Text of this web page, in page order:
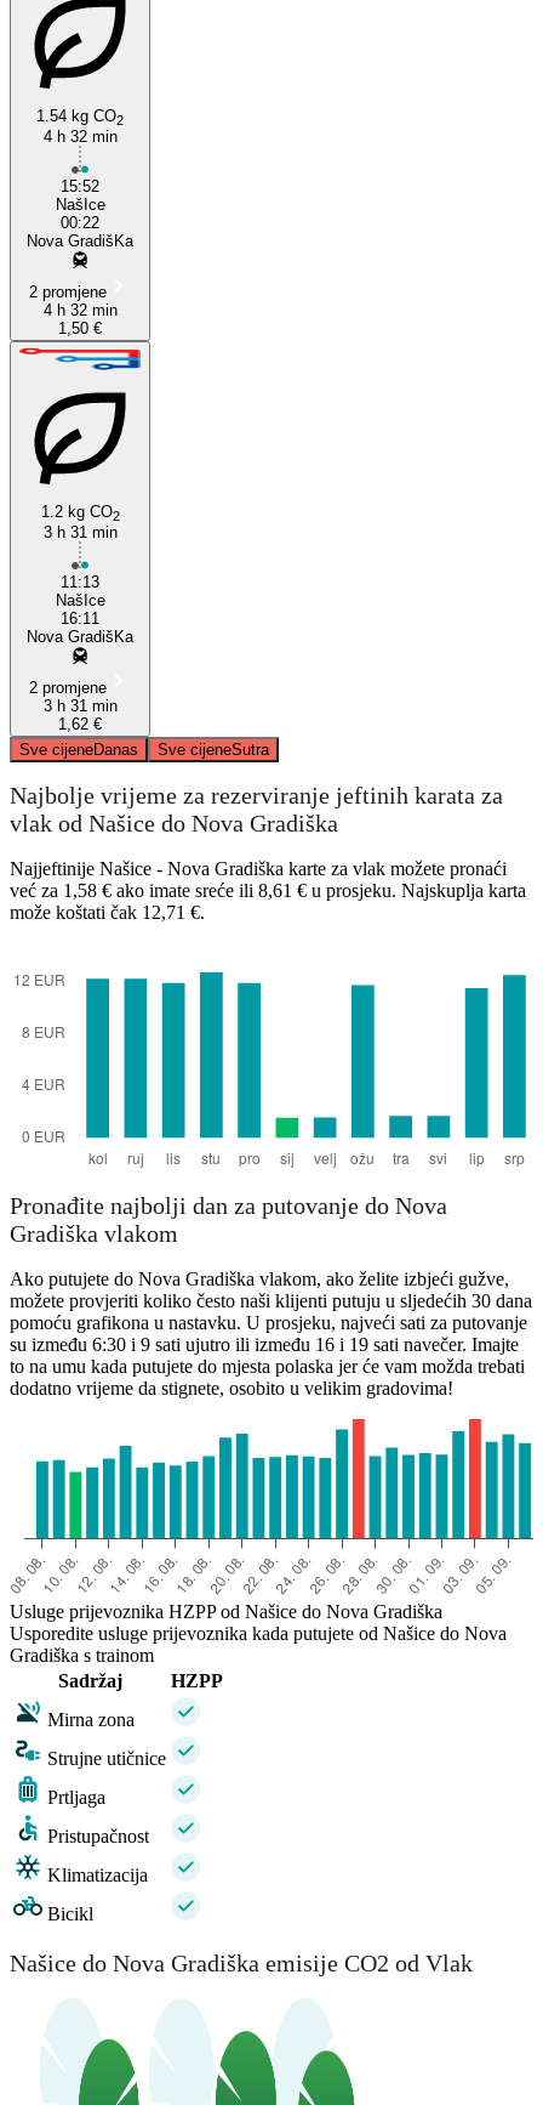
1.54 kg CO2
4 h 32 min
15:52
NašIce
00:22
Nova GradišKa
2 promjene
4 h 32 min
1,50 €
1.2 kg CO2
3 h 31 min
11:13
NašIce
16:11
Nova GradišKa
2 promjene
3 h 31 min
1,62 €
Sve cijeneDanas Sve cijeneSutra
Najbolje vrijeme za rezerviranje jeftinih karata za
vlak od Našice do Nova Gradiška
Najjeftinije Našice - Nova Gradiška karte za vlak možete pronaći
već za 1,58 € ako imate sreće ili 8,61 € u prosjeku. Najskuplja karta
može koštati čak 12,71 €.
Pronađite najbolji dan za putovanje do Nova
Gradiška vlakom
Ako putujete do Nova Gradiška vlakom, ako želite izbjeći gužve,
možete provjeriti koliko često naši klijenti putuju u sljedećih 30 dana
pomoću grafikona u nastavku. U prosjeku, najveći sati za putovanje
su između 6:30 i 9 sati ujutro ili između 16 i 19 sati navečer. Imajte
to na umu kada putujete do mjesta polaska jer će vam možda trebati
dodatno vrijeme da stignete, osobito u velikim gradovima!
Usluge prijevoznika HZPP od Našice do Nova Gradiška
Usporedite usluge prijevoznika kada putujete od Našice do Nova
Gradiška s trainom
Sadržaj
HZPP
Mirna zona
Strujne utičnice
Prtljaga
Pristupačnost
Klimatizacija
Bicikl
Našice do Nova Gradiška emisije CO2 od Vlak